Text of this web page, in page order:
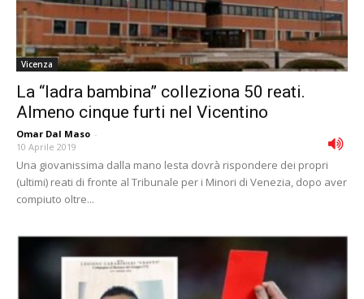
Vicenza
La “ladra bambina” colleziona 50 reati.
Almeno cinque furti nel Vicentino
Omar Dal Maso -
10 Aprile 2019
Una giovanissima dalla mano lesta dovrà rispondere dei propri
(ultimi) reati di fronte al Tribunale per i Minori di Venezia, dopo aver
compiuto oltre...